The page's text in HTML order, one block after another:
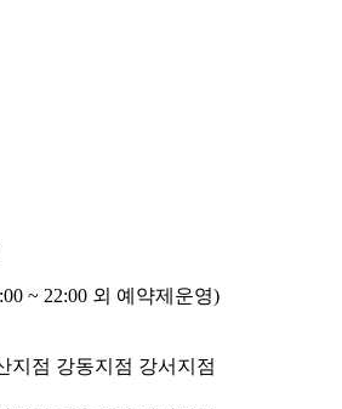
~ 22:00 외 예약제운영)
지점 강동지점 강서지점